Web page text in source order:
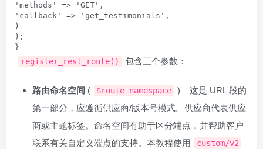
'methods' => 'GET',
'callback' => 'get_testimonials',
)
);
}
register_rest_route() 包含三个参数：
路由命名空间 ( $route_namespace
) – 这是 URL 段的
第一部分，应遵循供应商/版本号模式。供应商代表供应
商或主题标签。命名空间有助于区分端点，并帮助客户
联系有关自定义端点的支持。本教程使用
custom/v2